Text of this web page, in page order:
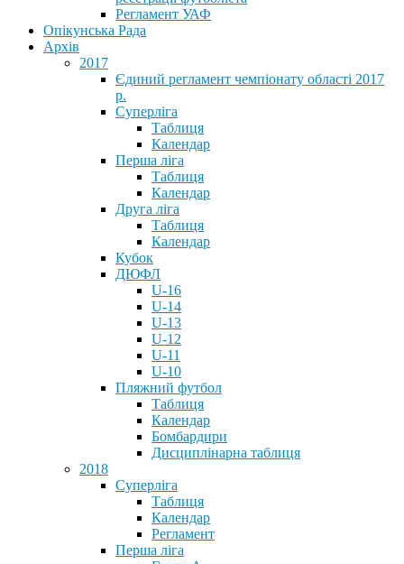
Регламент УАФ
Опікунська Рада
Архів
2017
Єдиний регламент чемпіонату області 2017
р.
Суперліга
Таблиця
Календар
Перша ліга
Таблиця
Календар
Друга ліга
Таблиця
Календар
Кубок
ДЮФЛ
U-16
U-14
U-13
U-12
U-11
U-10
Пляжний футбол
Таблиця
Календар
Бомбардири
Дисциплінарна таблиця
2018
Суперліга
Таблиця
Календар
Регламент
Перша ліга